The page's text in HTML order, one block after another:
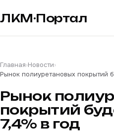
ЛКМ·Портал
Главная›Новости›
Рынок полиуретановых покрытий
Рынок
покрытий
7,4% в год